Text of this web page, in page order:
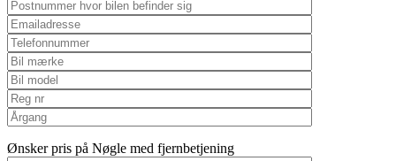
Ønsker pris på Nøgle med fjernbetjening